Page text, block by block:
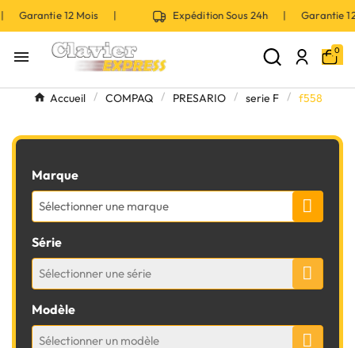
| Garantie 12 Mois | Expédition Sous 24h | Garantie
 0
Accueil COMPAQ PRESARIO serie F f558
Marque
Sélectionner une marque
Série
Sélectionner une série
Modèle
Sélectionner un modèle